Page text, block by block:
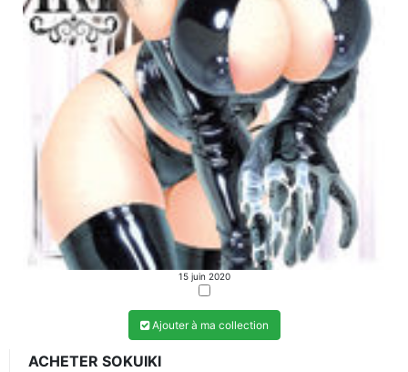
15 juin 2020
Ajouter à ma collection
ACHETER SOKUIKI